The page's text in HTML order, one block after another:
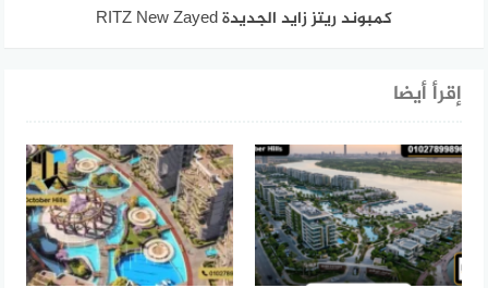
كمبوند ريتز زايد الجديدة RITZ New Zayed
إقرأ أيضا